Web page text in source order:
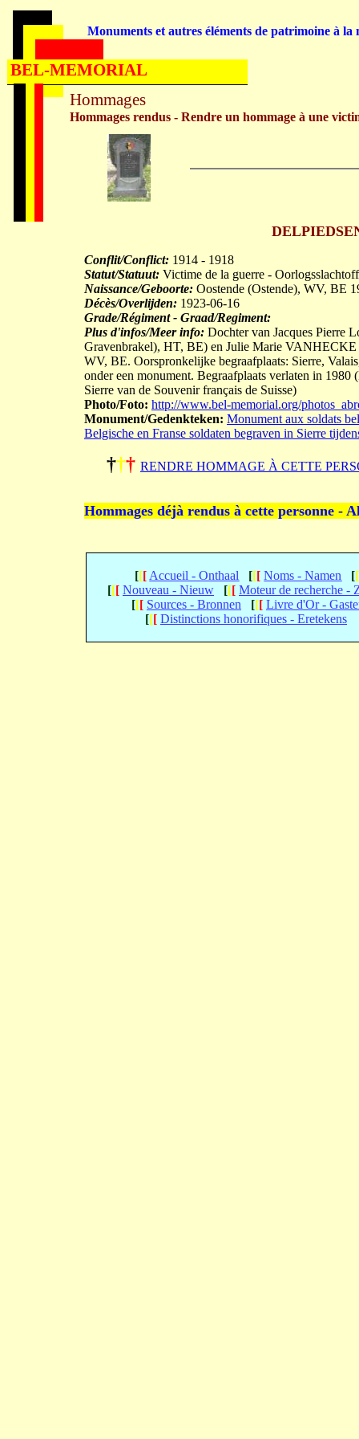
Conflit/Conflict: 1914 - 1918
Statut/Statuut: Victime de la guerre -
Naissance/Geboorte: Oostende (Ostende), WV, BE
Décès/Overlijden: 1923-06-16
Grade/Régiment - Graad/Regiment:
Plus d'infos/Meer info: Dochter van Jacques Pierre
Gravenbrakel), HT, BE) en Julie Marie VANHECKE
WV, BE. Oorspronkelijke begraafplaats: Sierre,
onder een monument. Begraafplaats verlaten in
Sierre van de Souvenir français de Suisse)
Photo/Foto: http://www.bel-memorial.org/
Monument/Gedenkteken: Monument aux soldats
Belgische en Franse soldaten begraven in Sierre
††† RENDRE HOMMAGE À CETTE
Hommages déjà rendus à cette personne -
[[[ Accueil - Onthaal [[[ Noms - Namen [[
[[[ Nouveau - Nieuw [[[ Moteur de recherche -
[[[ Sources - Bronnen [[[ Livre d'Or -
[[[ Distinctions honorifiques - Eretekens
Hommages
Hommages rendus - Rendre un hommage à une
Monuments et autres éléments de patrimoine à la
BEL-MEMORIAL